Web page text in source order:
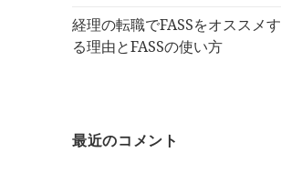
経理の転職でFASSをオススメす
る理由とFASSの使い方
最近のコメント